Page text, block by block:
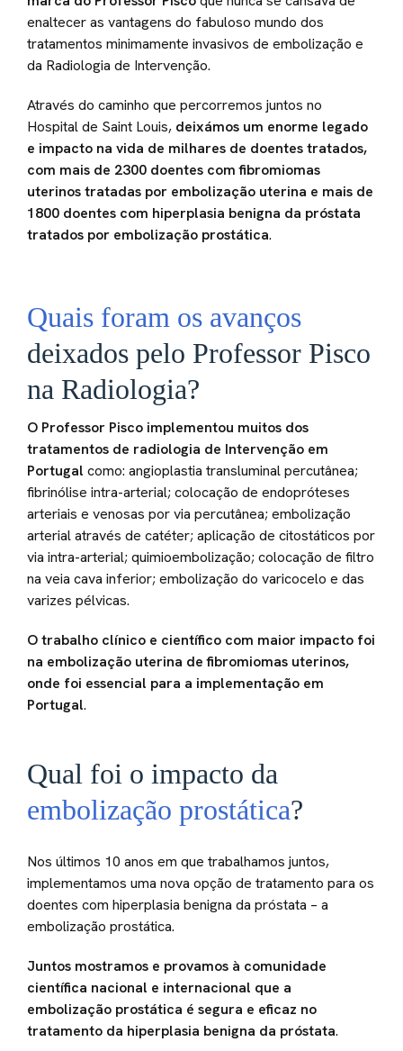
enaltecer as vantagens do fabuloso mundo dos
tratamentos minimamente invasivos de embolização e
da Radiologia de Intervenção.
Através do caminho que percorremos juntos no
Hospital de Saint Louis, deixámos um enorme legado
e impacto na vida de milhares de doentes tratados,
com mais de 2300 doentes com fibromiomas
uterinos tratadas por embolização uterina e mais de
1800 doentes com hiperplasia benigna da próstata
tratados por embolização prostática.
Quais foram os avanços
deixados pelo Professor Pisco
na Radiologia?
O Professor Pisco implementou muitos dos
tratamentos de radiologia de Intervenção em
Portugal como: angioplastia transluminal percutânea;
fibrinólise intra-arterial; colocação de endopróteses
arteriais e venosas por via percutânea; embolização
arterial através de catéter; aplicação de citostáticos por
via intra-arterial; quimioembolização; colocação de filtro
na veia cava inferior; embolização do varicocelo e das
varizes pélvicas.
O trabalho clínico e científico com maior impacto foi
na embolização uterina de fibromiomas uterinos,
onde foi essencial para a implementação em
Portugal.
Qual foi o impacto da
embolização prostática?
Nos últimos 10 anos em que trabalhamos juntos,
implementamos uma nova opção de tratamento para os
doentes com hiperplasia benigna da próstata – a
embolização prostática.
Juntos mostramos e provamos à comunidade
científica nacional e internacional que a
embolização prostática é segura e eficaz no
tratamento da hiperplasia benigna da próstata.